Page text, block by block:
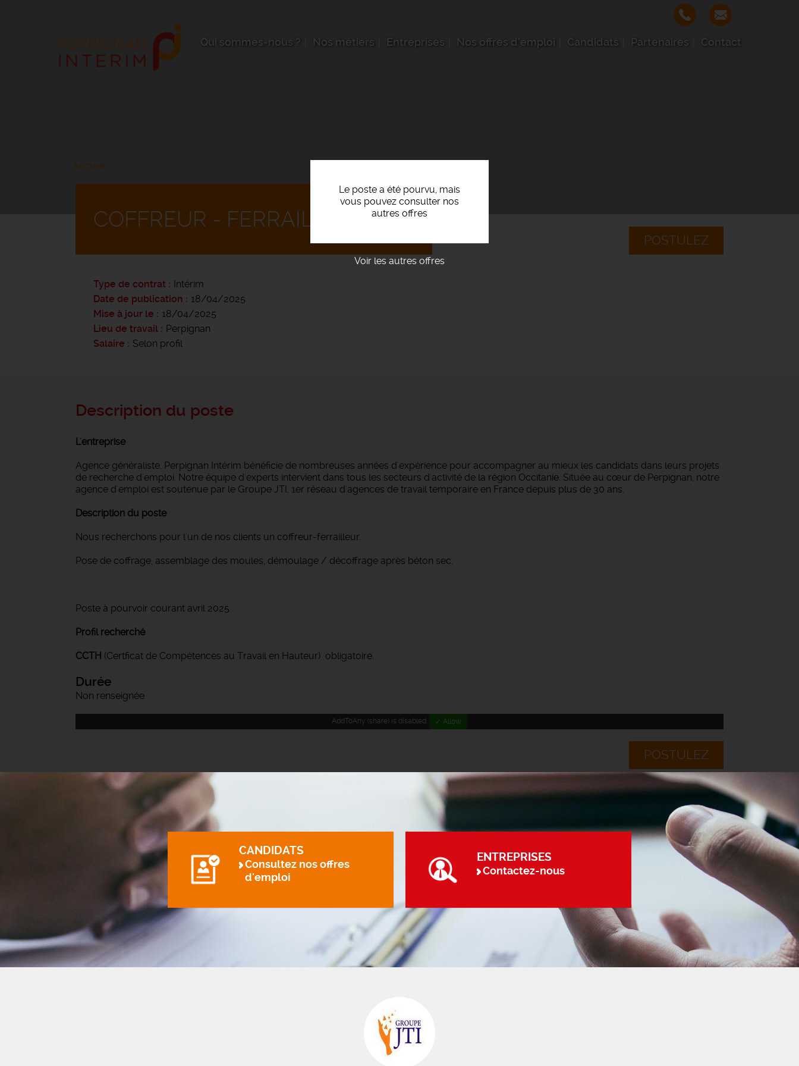
Qui sommes-nous ? Nos métiers Entreprises Nos offres d'emploi Candidats Partenaires Contact
Accueil
Le poste a été pourvu, mais
vous pouvez consulter nos
autres offres
Voir les autres offres
POSTULEZ
COFFREUR - FERRAILLEUR F/H
Type de contrat
Intérim
Date de publication
18/04/2025
Mise à jour le
18/04/2025
Lieu de travail
Perpignan
Salaire
Selon profil
Description du poste
L'entreprise
Agence généraliste, Perpignan Intérim bénéficie de nombreuses années d'expérience pour accompagner au mieux les candidats dans leurs projets
de recherche d'emploi. Notre équipe d'experts intervient dans tous les secteurs d'activité de la région Occitanie. Située au cœur de Perpignan, notre
agence d'emploi est soutenue par le Groupe JTI, 1er réseau d'agences de travail temporaire en France depuis plus de 30 ans.
Description du poste
Nous recherchons pour l'un de nos clients un coffreur-ferrailleur.
Pose de coffrage, assemblage des moules, démoulage / décoffrage après béton sec.
Poste à pourvoir courant avril 2025
Profil recherché
CCTH (Certficat de Compétences au Travail en Hauteur) obligatoire.
Durée
Non renseignée
AddToAny (share) is disabled. ✓ Allow
POSTULEZ
CANDIDATS
Consultez nos offres
d'emploi
ENTREPRISES
Contactez-nous